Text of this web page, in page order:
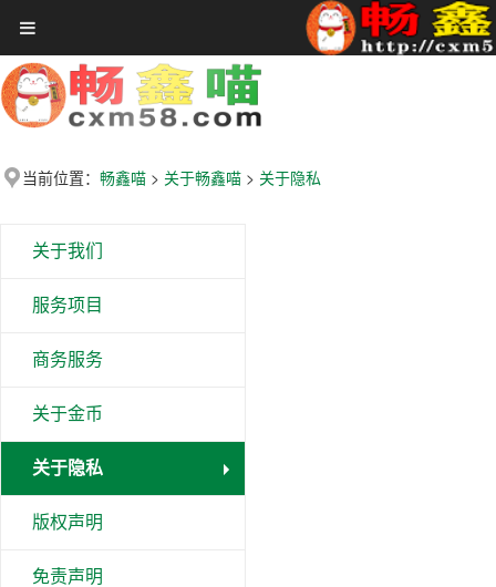
首页
在线工具
关于畅鑫喵
聚合娱乐
音乐大厅
更多
登录 注册
当前位置： 畅鑫喵 > 关于畅鑫喵 > 关于隐私
关于我们
服务项目
商务服务
关于金币
关于隐私
版权声明
免责声明